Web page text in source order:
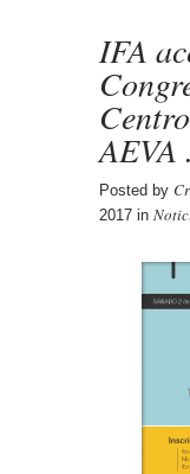
IFA
AEVA .
Posted by
2017 in